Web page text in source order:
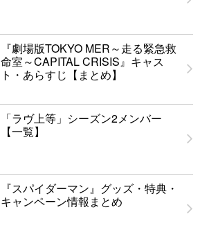
『劇場版TOKYO MER～走る緊急救
命室～CAPITAL CRISIS』キャス
ト・あらすじ【まとめ】
「ラヴ上等」シーズン2メンバー
【一覧】
『スパイダーマン』グッズ・特典・
キャンペーン情報まとめ